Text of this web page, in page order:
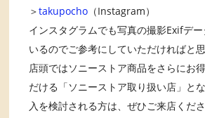
＞takupocho （Instagram）
インスタグラムでも写真の撮影Exifデ
いるのでご参考にしていただければと思
店頭ではソニーストア商品をさらにお
だける「ソニーストア取り扱い店」と
入を検討される方は、ぜひご来店くださ